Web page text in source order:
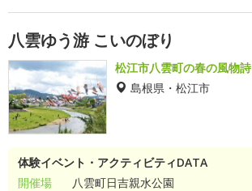
八雲ゆう游 こいのぼり
松江市八雲町の春の風物詩
島根県・松江市
体験イベント・アクティビティDATA
開催場
八雲町日吉親水公園